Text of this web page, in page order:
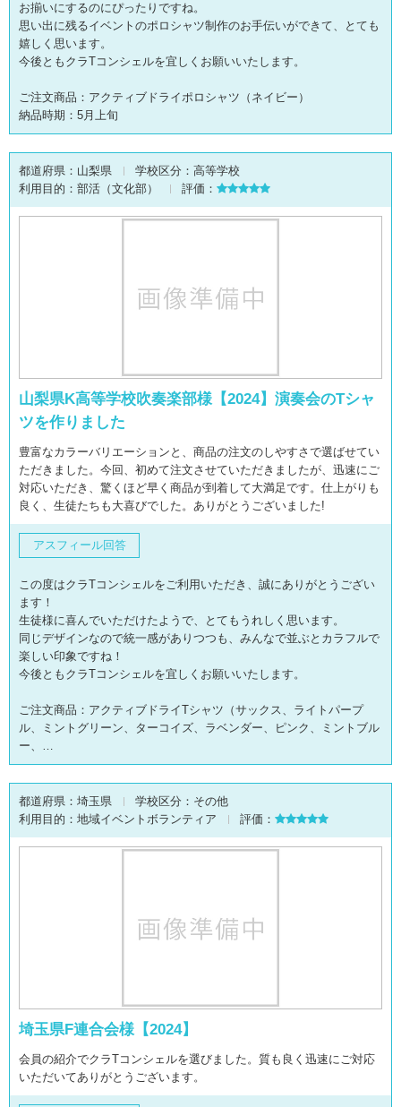
お揃いにするのにぴったりですね。
思い出に残るイベントのポロシャツ制作のお手伝いができて、とても
嬉しく思います。
今後ともクラTコンシェルを宜しくお願いいたします。
ご注文商品：アクティブドライポロシャツ（ネイビー）
納品時期：5月上旬
都道府県： 山梨県 学校区分： 高等学校
利用目的： 部活（文化部） 評価：
山梨県K高等学校吹奏楽部様【2024】演奏会のTシャ
ツを作りました
豊富なカラーバリエーションと、商品の注文のしやすさで選ばせてい
ただきました。今回、初めて注文させていただきましたが、迅速にご
対応いただき、驚くほど早く商品が到着して大満足です。仕上がりも
良く、生徒たちも大喜びでした。ありがとうございました!
アスフィール回答
この度はクラTコンシェルをご利用いただき、誠にありがとうござい
ます！
生徒様に喜んでいただけたようで、とてもうれしく思います。
同じデザインなので統一感がありつつも、みんなで並ぶとカラフルで
楽しい印象ですね！
今後ともクラTコンシェルを宜しくお願いいたします。
ご注文商品：アクティブドライTシャツ（サックス、ライトパープ
ル、ミントグリーン、ターコイズ、ラベンダー、ピンク、ミントブル
ー、…
都道府県： 埼玉県 学校区分： その他
利用目的： 地域イベントボランティア 評価：
埼玉県F連合会様【2024】
会員の紹介でクラTコンシェルを選びました。質も良く迅速にご対応
いただいてありがとうございます。